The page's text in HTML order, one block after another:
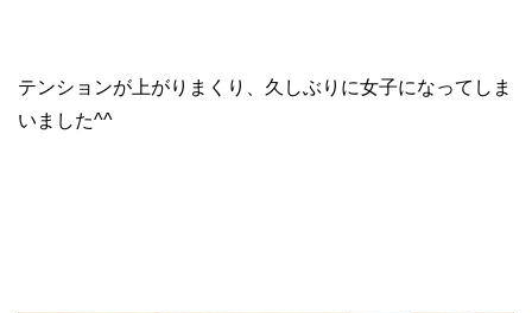
テンションが上がりまくり、久しぶりに女子になってしま
いました^^